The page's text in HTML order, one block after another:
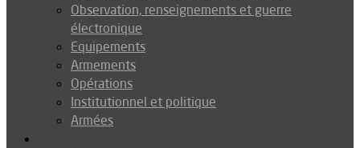
Observation, renseignements et guerre
électronique
Equipements
Armements
Opérations
Institutionnel et politique
Armées